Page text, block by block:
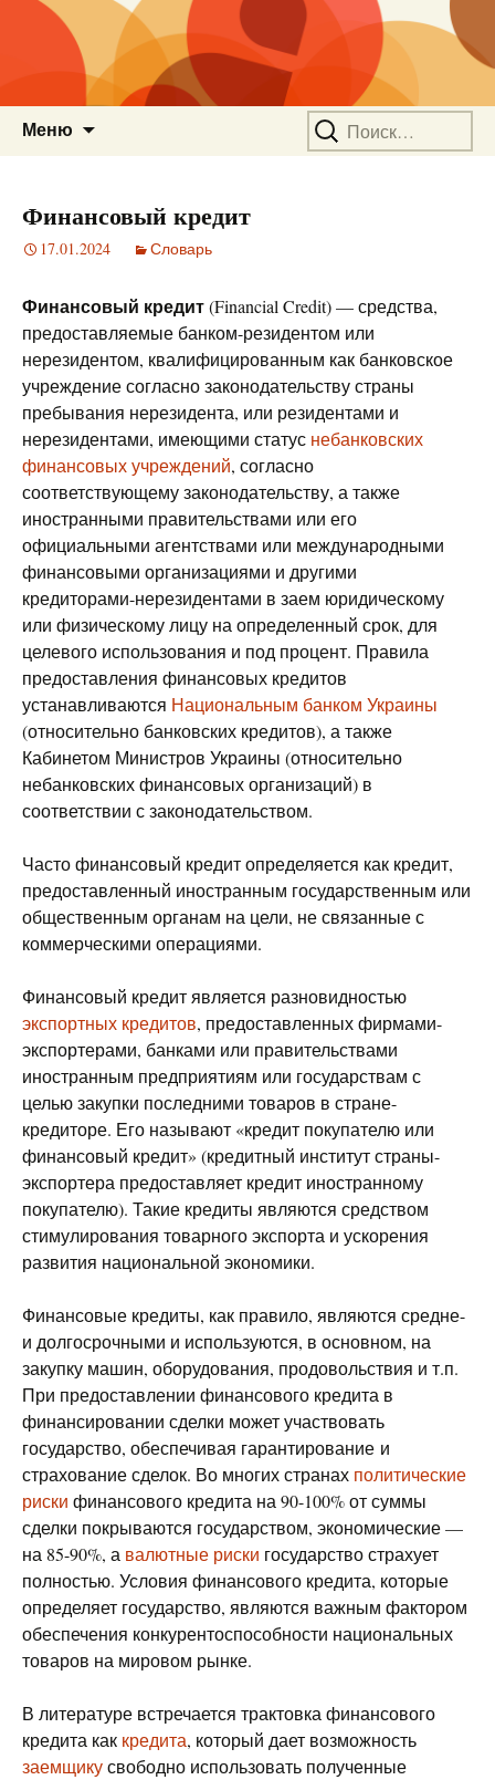
Меню Найти:
Финансовый кредит
17.01.2024 Словарь
Финансовый кредит(Financial Credit) — средства,
предоставляемые банком-резидентом или
нерезидентом, квалифицированным как банковское
учреждение согласно законодательству страны
пребывания нерезидента, или резидентами и
нерезидентами, имеющими статус небанковских
финансовых учреждений, согласно
соответствующему законодательству, а также
иностранными правительствами или его
официальными агентствами или международными
финансовыми организациями и другими
кредиторами-нерезидентами в заем юридическому
или физическому лицу на определенный срок, для
целевого использования и под процент. Правила
предоставления финансовых кредитов
устанавливаются Национальным банком Украины
(относительно банковских кредитов), а также
Кабинетом Министров Украины (относительно
небанковских финансовых организаций) в
соответствии с законодательством.
Часто финансовый кредит определяется как кредит,
предоставленный иностранным государственным или
общественным органам на цели, не связанные с
коммерческими операциями.
Финансовый кредит является разновидностью
экспортных кредитов, предоставленных фирмами-
экспортерами, банками или правительствами
иностранным предприятиям или государствам с
целью закупки последними товаров в стране-
кредиторе. Его называют «кредит покупателю или
финансовый кредит» (кредитный институт страны-
экспортера предоставляет кредит иностранному
покупателю). Такие кредиты являются средством
стимулирования товарного экспорта и ускорения
развития национальной экономики.
Финансовые кредиты, как правило, являются средне-
и долгосрочными и используются, в основном, на
закупку машин, оборудования, продовольствия и т.п.
При предоставлении финансового кредита в
финансировании сделки может участвовать
государство, обеспечивая гарантирование и
страхование сделок. Во многих странах политические
риски финансового кредита на 90-100% от суммы
сделки покрываются государством, экономические —
на 85-90%, а валютные риски государство страхует
полностью. Условия финансового кредита, которые
определяет государство, являются важным фактором
обеспечения конкурентоспособности национальных
товаров на мировом рынке.
В литературе встречается трактовка финансового
кредита как кредита, который дает возможность
заемщикусвободно использовать полученные